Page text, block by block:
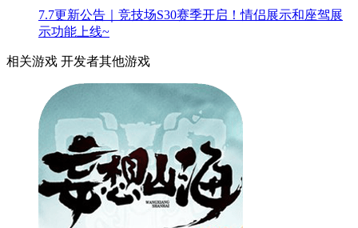
7.7更新公告｜竞技场S30赛季开启！情侣展示和座驾展
示功能上线~
相关游戏 开发者其他游戏